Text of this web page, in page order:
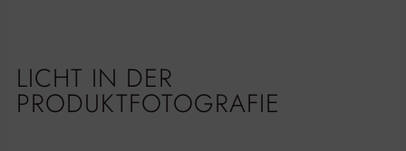
LICHT IN DER
PRODUKTFOTOGRAFIE